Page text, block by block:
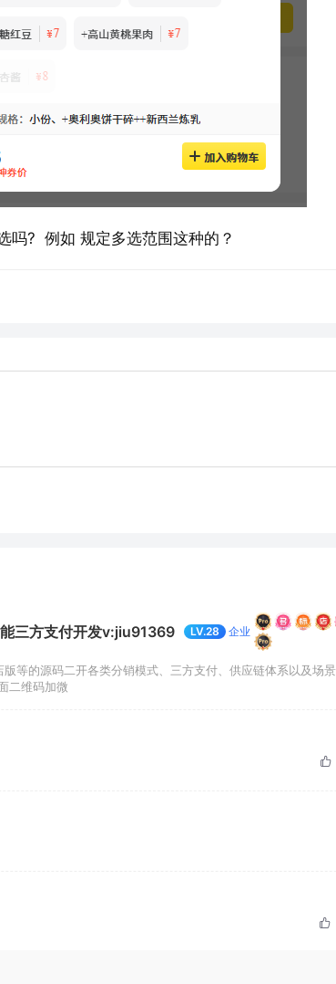
?  例如 规定多选范围这种的？
三方支付开发v:jiu91369 LV.28 企业
等的源码二开各类分销模式、三方支付、供应链体系以及场
二维码加微